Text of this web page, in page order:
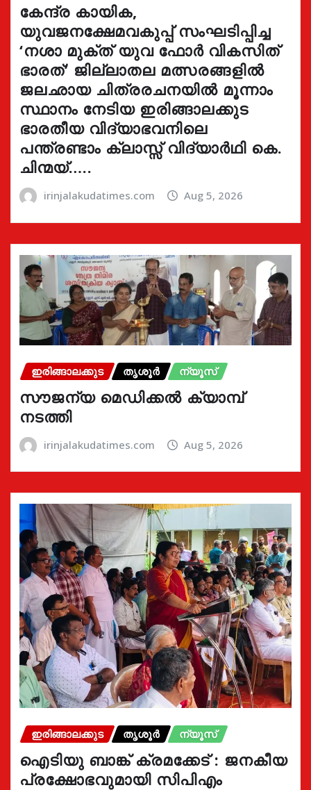
കേന്ദ്ര കായിക,
യുവജനക്ഷേമവകുപ്പ് സംഘടിപ്പിച്ച
‘നശാ മുക്ത് യുവ ഫോർ വികസിത്
ഭാരത്’ ജില്ലാതല മത്സരങ്ങളിൽ
ജലഛായ ചിത്രരചനയിൽ മൂന്നാം
സ്ഥാനം നേടിയ ഇരിങ്ങാലക്കുട
ഭാരതീയ വിദ്യാഭവനിലെ
പന്ത്രണ്ടാം ക്ലാസ്സ് വിദ്യാർഥി കെ.
ചിന്മയ്…..
irinjalakudatimes.com Aug 5, 2026
ഇരിങ്ങാലക്കുട തൃശൂർ ന്യൂസ്
സൗജന്യ മെഡിക്കൽ ക്യാമ്പ്
നടത്തി
irinjalakudatimes.com Aug 5, 2026
ഇരിങ്ങാലക്കുട തൃശൂർ ന്യൂസ്
ഐടിയു ബാങ്ക് ക്രമക്കേട് : ജനകീയ
പ്രക്ഷോഭവുമായി സിപിഎം